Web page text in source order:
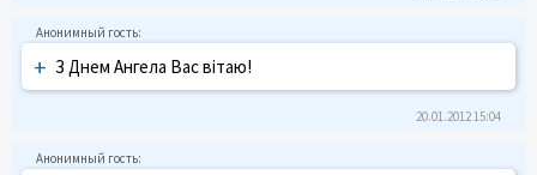
+ З Днем Ангела Вас вітаю!
20.01.2012 15:04